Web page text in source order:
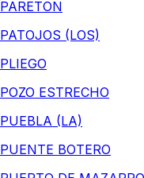
PARETON
PATOJOS (LOS)
PLIEGO
POZO ESTRECHO
PUEBLA (LA)
PUENTE BOTERO